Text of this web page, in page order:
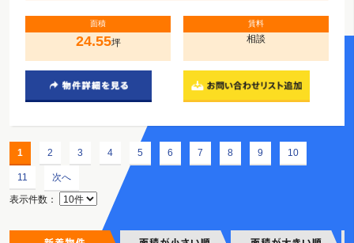
面積
24.55坪
賃料
相談
1 2 3 4 5 6 7 8 9 10
11
次へ
表示件数：